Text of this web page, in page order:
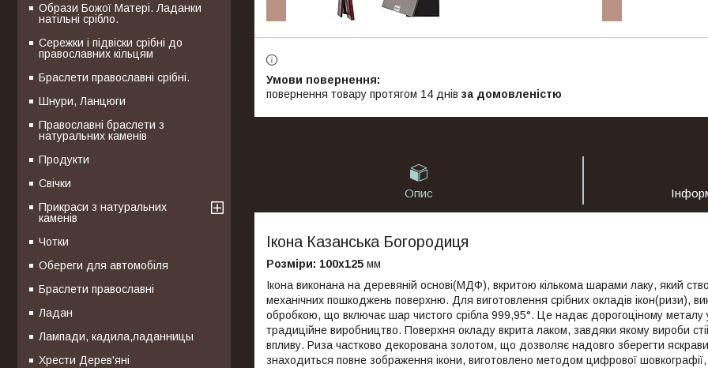
повернення товару протягом 14 днів за домовленістю
Опис
Ікона Казанська Богородиця
Розміри: 100х125 мм
Ікона виконана на деревяній основі(МДФ), вкритою кількома шарами лаку, який
механічних пошкоджень поверхню. Для виготовлення срібних окладів ікон(ризи),
обробкою, що включає шар чистого срібла 999,95°. Це надає дорогоціному металу
традиційне виробництво. Поверхня окладу вкрита лаком, завдяки якому вироби
впливу. Риза частково декорована золотом, що дозволяє надовго зберегти
знаходиться повне зображення ікони, виготовлено методом цифрової
Образи Божої Матері. Ладанки
натільні срібло.
Сережки і підвіски срібні до
православних кільцям
Браслети православні срібні.
Шнури, Ланцюги
Православні браслети з
натуральних каменів
Продукти
Свічки
Прикраси з натуральних
каменів
Чотки
Обереги для автомобіля
Браслети православні
Ладан
Лампади, кадила,ладанницы
Хрести Дерев'яні